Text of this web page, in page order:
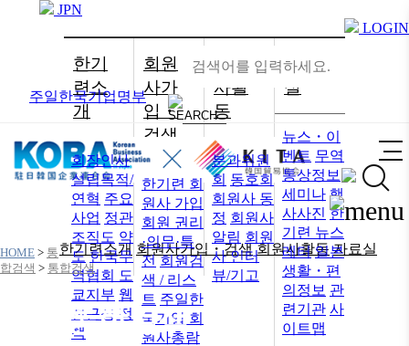
한기
련소
개
회장인사
설립목적/
연혁 주요
사업 정관
조직도 약
도 한국무
역협회 도
쿄지부 웹
접근성 정
책
회원
사가
입・
검색
한기련 회
원사 가입
회원 권리
·의무·특
전 회원검
색 / 리스
트 주일한
국기업 회
원사총람
회원
사활
동
분과위원
회 동호회
회원사 동
정 회원사
알림 회원
사 인터
뷰/기고
자료
실
뉴스・이
벤트 무역
통상정보
세미나 행
사사진 한
기련 뉴스
레터 일본
생활・편
의정보 관
련기관 사
이트맵
주일한국기업명부
JPN
LOGIN
한기련소개 회원사가입・검색 회원사활동 자료실
HOME > 통
합검색 > 통합검색
통합검색